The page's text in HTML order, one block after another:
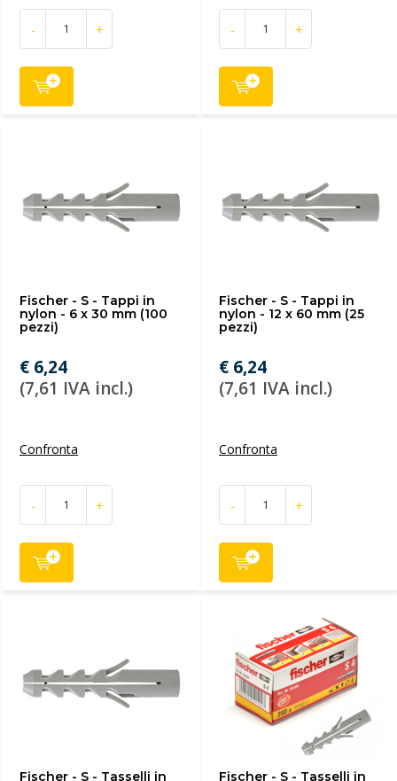
- + - +
Fischer - S - Tappi in
nylon - 6 x 30 mm (100
pezzi)
€ 6,24
(7,61 IVA incl.)
Confronta
- +
Fischer - S - Tappi in
nylon - 12 x 60 mm (25
pezzi)
€ 6,24
(7,61 IVA incl.)
Confronta
- +
Fischer - S - Tasselli in
Fischer - S - Tasselli in